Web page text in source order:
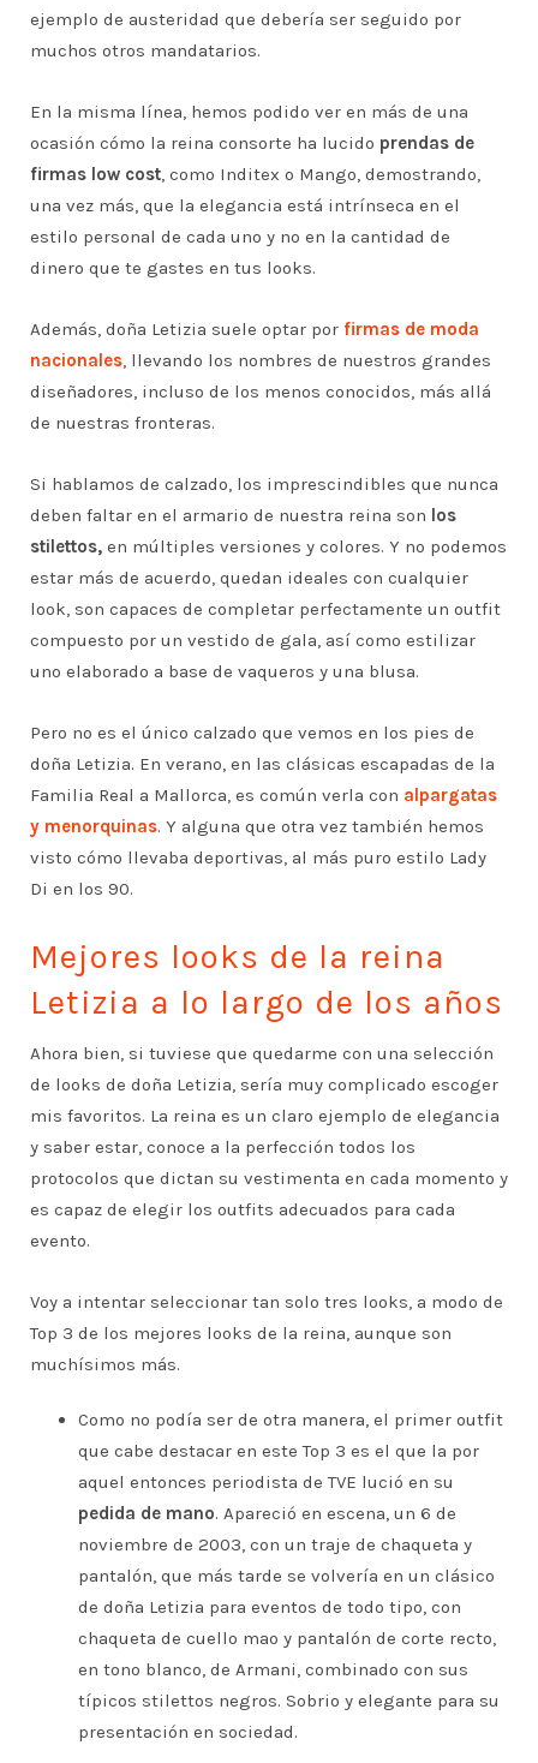
ejemplo de austeridad que debería ser seguido por
muchos otros mandatarios.
En la misma línea, hemos podido ver en más de una
ocasión cómo la reina consorte ha lucido prendas de
firmas low cost, como Inditex o Mango, demostrando,
una vez más, que la elegancia está intrínseca en el
estilo personal de cada uno y no en la cantidad de
dinero que te gastes en tus looks.
Además, doña Letizia suele optar por firmas de moda
nacionales, llevando los nombres de nuestros grandes
diseñadores, incluso de los menos conocidos, más allá
de nuestras fronteras.
Si hablamos de calzado, los imprescindibles que nunca
deben faltar en el armario de nuestra reina son los
stilettos, en múltiples versiones y colores. Y no podemos
estar más de acuerdo, quedan ideales con cualquier
look, son capaces de completar perfectamente un outfit
compuesto por un vestido de gala, así como estilizar
uno elaborado a base de vaqueros y una blusa.
Pero no es el único calzado que vemos en los pies de
doña Letizia. En verano, en las clásicas escapadas de la
Familia Real a Mallorca, es común verla con alpargatas
y menorquinas. Y alguna que otra vez también hemos
visto cómo llevaba deportivas, al más puro estilo Lady
Di en los 90.
Mejores looks de la reina
Letizia a lo largo de los años
Ahora bien, si tuviese que quedarme con una selección
de looks de doña Letizia, sería muy complicado escoger
mis favoritos. La reina es un claro ejemplo de elegancia
y saber estar, conoce a la perfección todos los
protocolos que dictan su vestimenta en cada momento y
es capaz de elegir los outfits adecuados para cada
evento.
Voy a intentar seleccionar tan solo tres looks, a modo de
Top 3 de los mejores looks de la reina, aunque son
muchísimos más.
Como no podía ser de otra manera, el primer outfit
que cabe destacar en este Top 3 es el que la por
aquel entonces periodista de TVE lució en su
pedida de mano. Apareció en escena, un 6 de
noviembre de 2003, con un traje de chaqueta y
pantalón, que más tarde se volvería en un clásico
de doña Letizia para eventos de todo tipo, con
chaqueta de cuello mao y pantalón de corte recto,
en tono blanco, de Armani, combinado con sus
típicos stilettos negros. Sobrio y elegante para su
presentación en sociedad.